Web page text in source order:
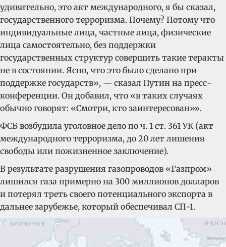
удивительно, это акт международного, я бы сказал,
государственного терроризма. Почему? Потому что
индивидуальные лица, частные лица, физические
лица самостоятельно, без поддержки
государственных структур совершить такие теракты
не в состоянии. Ясно, что это было сделано при
поддержке государств», — сказал Путин на пресс-
конференции. Он добавил, что «в таких случаях
обычно говорят: «Смотри, кто заинтересован»».
ФСБ возбудила уголовное дело по ч. 1 ст. 361 УК (акт
международного терроризма, до 20 лет лишения
свободы или пожизненное заключение).
В результате разрушения газопроводов «Газпром»
лишился газа примерно на 300 миллионов долларов
и потерял треть своего потенциального экспорта в
дальнее зарубежье, который обеспечивал СП-1.